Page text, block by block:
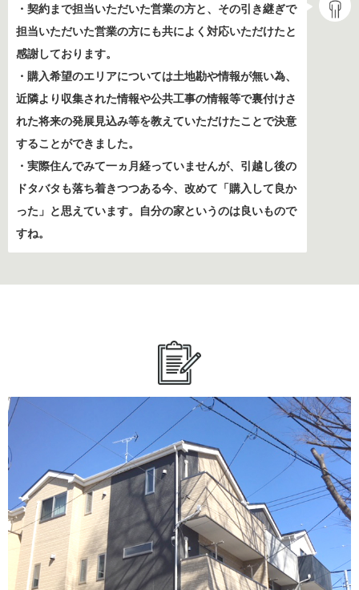
・契約まで担当いただいた営業の方と、その引き継ぎで
担当いただいた営業の方にも共によく対応いただけたと
感謝しております。
・購入希望のエリアについては土地勘や情報が無い為、
近隣より収集された情報や公共工事の情報等で裏付けさ
れた将来の発展見込み等を教えていただけたことで決意
することができました。
・実際住んでみて一ヵ月経っていませんが、引越し後の
ドタバタも落ち着きつつある今、改めて「購入して良か
った」と思えています。自分の家というのは良いもので
すね。